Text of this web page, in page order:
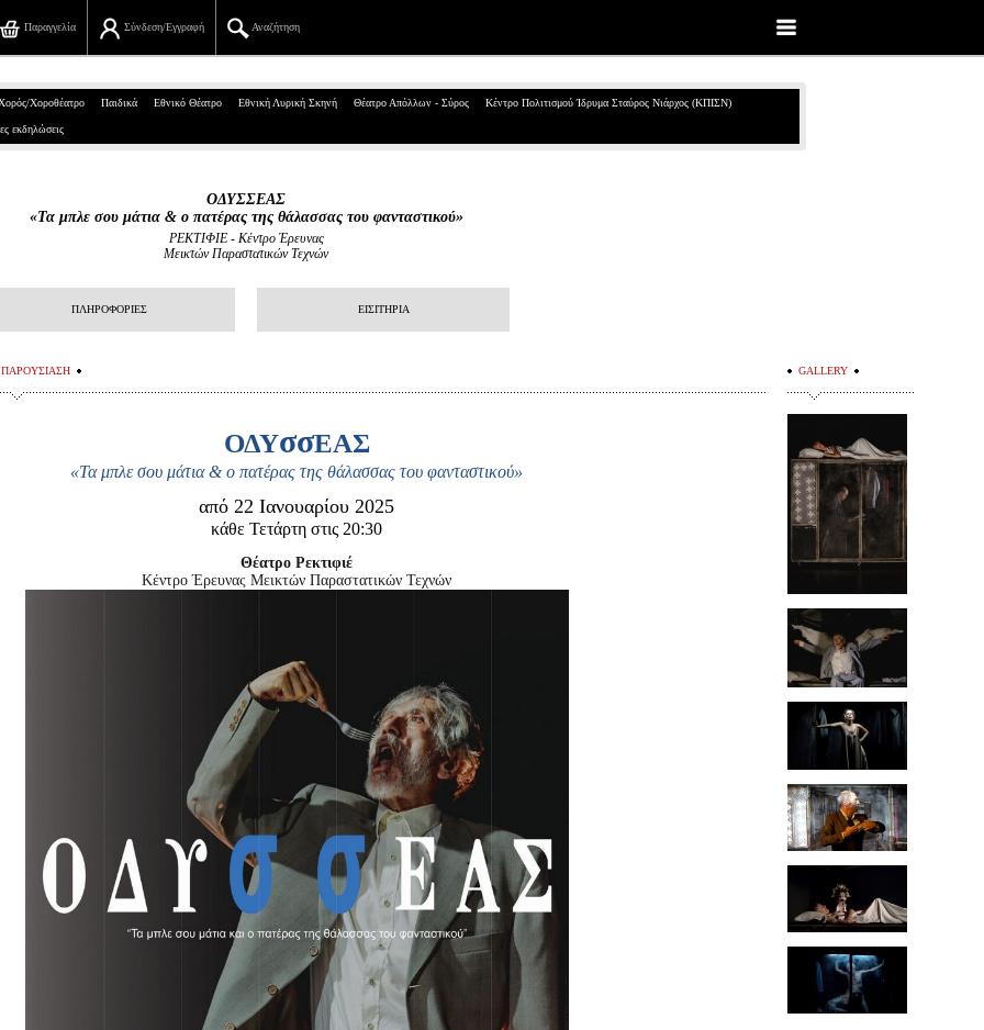
Αναζήτηση
Σύνδεση/Εγγραφή
Παραγγελία
Πανεπιστημίου 39, Αθήνα
Πληροφορίες
Είσοδος διαχειριστή
Χοροθέατρο Παιδικά Εθνικό Θέατρο Εθνική Λυρική Σκηνή Θέατρο Απόλλων - Σύρος Κέντρο Πολιτισμού Ίδρυμα Σταύρος Νιάρχος (ΚΠΙΣΝ)
εκδηλώσεις
ΟΔΥΣΣΕΑΣ
«Τα μπλε σου μάτια & ο πατέρας της θάλασσας του φανταστικού»
ΡΕΚΤΙΦΙΕ - Κέντρο Έρευνας
Μεικτών Παραστατικών Τεχνών
ΠΛΗΡΟΦΟΡΙΕΣ ΕΙΣΙΤΗΡΙΑ
ΠΑΡΟΥΣΙΑΣΗ
ΟΔΥσσΕΑΣ
«Τα μπλε σου μάτια & ο πατέρας της θάλασσας του φανταστικού»
από 22 Ιανουαρίου 2025
κάθε Τετάρτη στις 20:30
Θέατρο Ρεκτιφιέ
Κέντρο Έρευνας Μεικτών Παραστατικών Τεχνών
GALLERY